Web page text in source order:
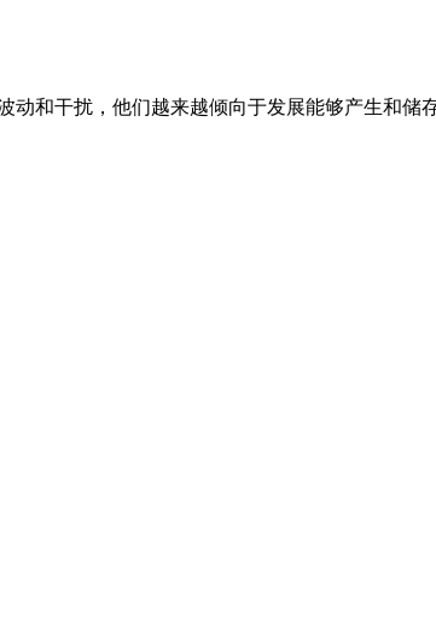
动和干扰，他们越来越倾向于发展能够产生和